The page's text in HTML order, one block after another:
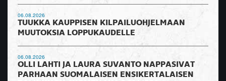
06.08.2026
TUUKKA KAUPPISEN KILPAILUOHJELMAAN
MUUTOKSIA LOPPUKAUDELLE
06.08.2026
OLLI LAHTI JA LAURA SUVANTO NAPPASIVAT
PARHAAN SUOMALAISEN ENSIKERTALAISEN